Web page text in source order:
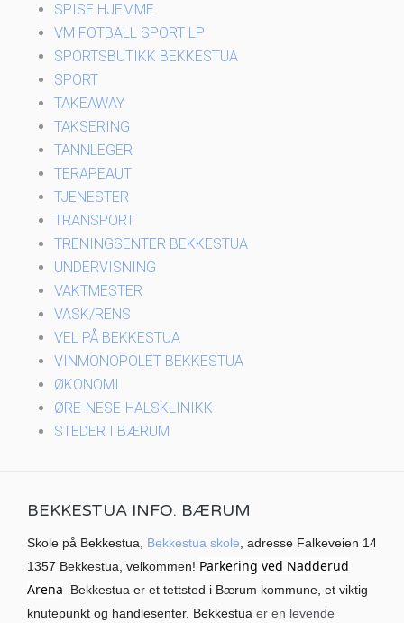
SPISE HJEMME
VM FOTBALL SPORT LP
SPORTSBUTIKK BEKKESTUA
SPORT
TAKEAWAY
TAKSERING
TANNLEGER
TERAPEAUT
TJENESTER
TRANSPORT
TRENINGSENTER BEKKESTUA
UNDERVISNING
VAKTMESTER
VASK/RENS
VEL PÅ BEKKESTUA
VINMONOPOLET BEKKESTUA
ØKONOMI
ØRE-NESE-HALSKLINIKK
STEDER I BÆRUM
BEKKESTUA INFO. BÆRUM
Skole på Bekkestua, Bekkestua skole , adresse Falkeveien 14
1357 Bekkestua, velkommen! Parkering ved Nadderud
Arena
Bekkestua er et tettsted i Bærum kommune, et viktig
knutepunkt og handlesenter. Bekkestua er en levende